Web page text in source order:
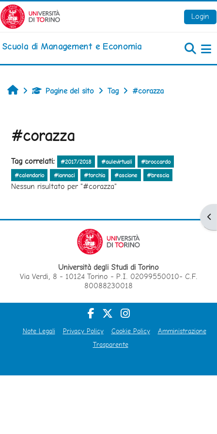
Vai al contenuto principale
Login
Scuola di Management e Economia
HomePagine del sito Tag #corazza
#corazza
Tag correlati: #2017/2018 #aulevirtuali
#broccardo
#calendario
#iannaci #torchia #ascione #brescia
Nessun risultato per "#corazza"
Università degli Studi di Torino
Via Verdi, 8 - 10124 Torino - P.I. 02099550010- C.F.
80088230018
Note Legali Privacy Policy Cookie Policy
Amministrazione
Trasparente